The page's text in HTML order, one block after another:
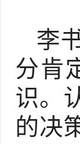
李
分肯
识。
的决